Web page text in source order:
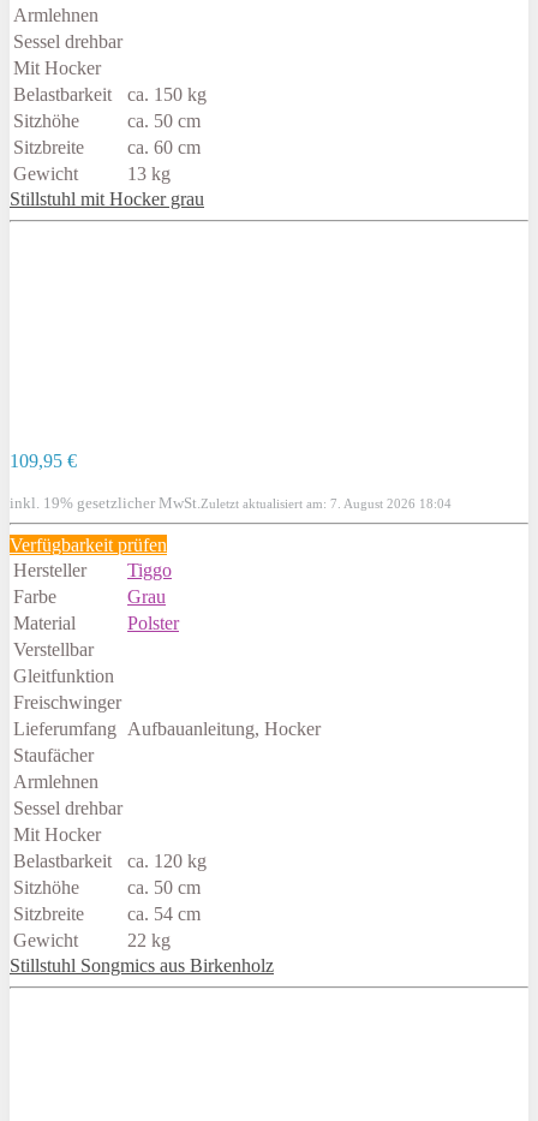
Armlehnen
Sessel drehbar
Mit Hocker
Belastbarkeit
ca. 150 kg
Sitzhöhe
ca. 50 cm
Sitzbreite
ca. 60 cm
Gewicht
13 kg
Stillstuhl mit Hocker grau
109,95 €
inkl. 19% gesetzlicher MwSt. Zuletzt aktualisiert am: 7. August 2026 18:04
Verfügbarkeit prüfen
Hersteller
Tiggo
Farbe
Grau
Material
Polster
Verstellbar
Gleitfunktion
Freischwinger
Lieferumfang
Aufbauanleitung, Hocker
Staufächer
Armlehnen
Sessel drehbar
Mit Hocker
Belastbarkeit
ca. 120 kg
Sitzhöhe
ca. 50 cm
Sitzbreite
ca. 54 cm
Gewicht
22 kg
Stillstuhl Songmics aus Birkenholz